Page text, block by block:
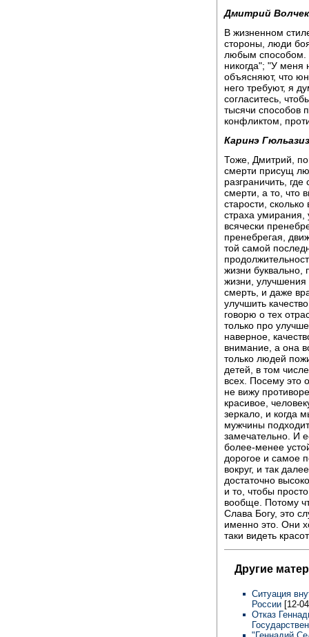
Дмитрий
В жизненном
стороны, люди
любым способом.
никогда"; "У меня
объясняют, что
него требуют, я
согласитесь,
тысячи способов
конфликтом,
Каринэ
Тоже, Дмитрий,
смерти присущ
разграничить,
смерти, а то, что
старости,
страха умирания,
всячески
пренебрегая,
той самой
жизни буквально,
жизни, улучшения
смерть, и даже
улучшить
говорю о тех
только про
наверное,
внимание, а она
только людей
детей, в том
всех. Посему это
не вижу
красивое,
зеркало, и когда
мужчины
замечательно. И
более-менее
дорогое и самое
вокруг, и так
достаточно
и то, чтобы
вообще. Потому
Слава Богу, это
именно это. Они
таки видеть
Другие
Ситуация
России [12-
Отказ